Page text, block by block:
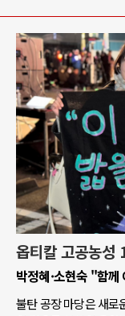
옵티칼 고공농성
박정혜·소현숙 "함께
불탄 공장 마당은 새로